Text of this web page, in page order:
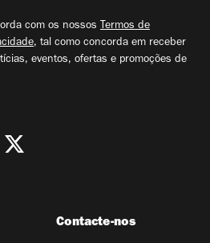
com os nossos Termos de
, tal como concorda em receber
eventos, ofertas e promoções de
Contacte-nos